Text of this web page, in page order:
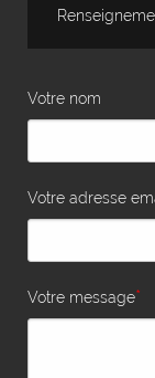
Votre nom
Votre adresse
Votre message*